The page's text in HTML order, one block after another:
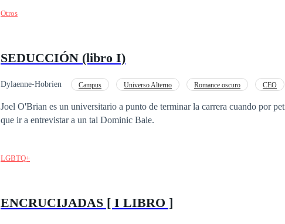
Otros
SEDUCCIÓN (libro I)
Dylaenne-Hobrien Campus Universo Alterno Romance oscuro CEO
Joel O'Brian es un universitario a punto de terminar la carrera cuando por
que ir a entrevistar a un tal Dominic Bale.
LGBTQ+
ENCRUCIJADAS [ I LIBRO ]